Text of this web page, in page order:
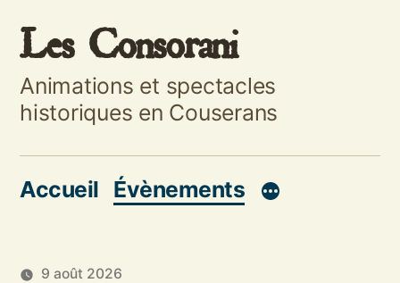
au
contenu
Les Consorani
Animations et spectacles
historiques en Couserans
Accueil Évènements
9 août 2026